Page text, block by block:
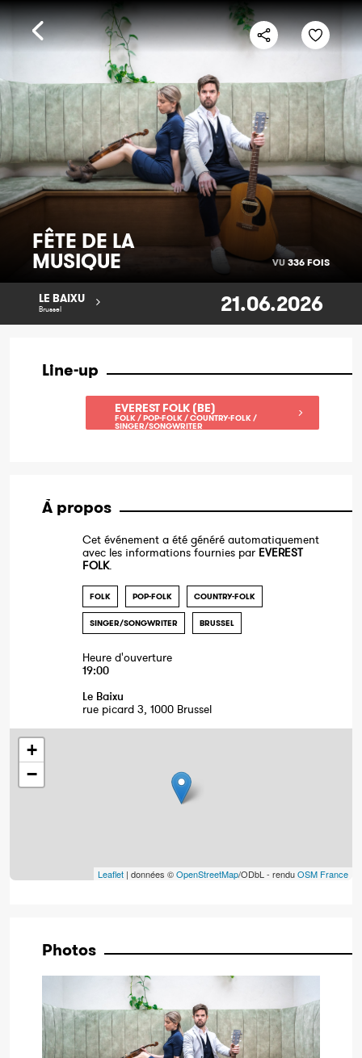
FÊTE DE LA
MUSIQUE VU 336 FOIS
LE BAIXU
Brussel 21.06.2026
Line-up
EVEREST FOLK (BE)
FOLK / POP-FOLK / COUNTRY-FOLK /
SINGER/SONGWRITER
À propos
Cet événement a été généré automatiquement
avec les informations fournies par EVEREST
FOLK.
FOLK POP-FOLK COUNTRY-FOLK
SINGER/SONGWRITER BRUSSEL
Heure d'ouverture
19:00
Le Baixu
rue picard 3, 1000 Brussel
+
−
Leaflet | données ©OpenStreetMap/ODbL - renduOSM France
Photos